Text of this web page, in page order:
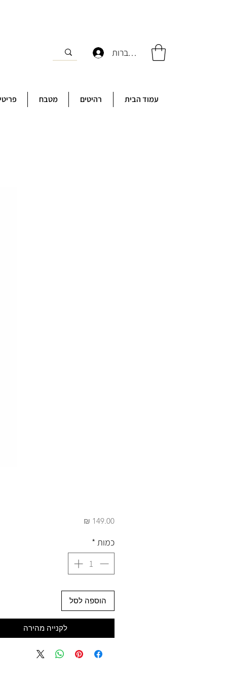
להתחברות
עמוד הבית רהיטים מטבח
כמות *
הוספה לסל
לקנייה מהירה